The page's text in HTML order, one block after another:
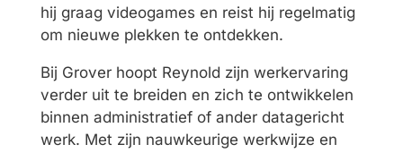
hij graag videogames en reist hij regelmatig
om nieuwe plekken te ontdekken.
Bij Grover hoopt Reynold zijn werkervaring
verder uit te breiden en zich te ontwikkelen
binnen administratief of ander datagericht
werk. Met zijn nauwkeurige werkwijze en